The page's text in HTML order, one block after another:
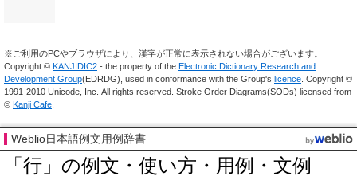
※ご利用のPCやブラウザにより、漢字が正常に表示されない場合がございます。
Copyright © KANJIDIC2 - the property of the Electronic Dictionary Research and
Development Group(EDRDG), used in conformance with the Group's licence . Copyright ©
1991-2010 Unicode, Inc. All rights reserved. Stroke Order Diagrams(SODs) licensed from
© Kanji Cafe
Weblio日本語例文用例辞書
「行」の例文・使い方・用例・文例